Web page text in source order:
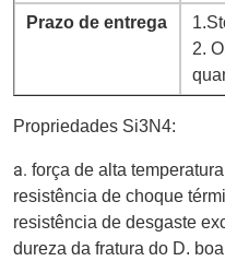
Prazo de entrega
2.
Propriedades Si3N4:
a. força de alta temperatura
resistência de choque
resistência de desgaste
dureza da fratura do D. boa